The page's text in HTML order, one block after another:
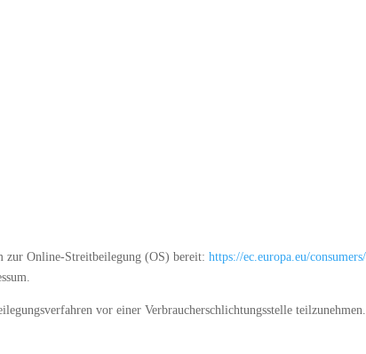
zur Online-Streitbeilegung (OS) bereit: https://ec.europa.eu/
vor einer Verbraucherschlichtungsstelle teilzunehmen.